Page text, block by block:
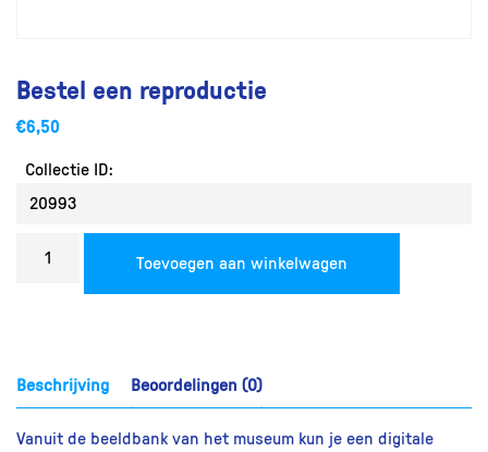
Bestel een reproductie
€6,50
Collectie ID:
reproductie
Toevoegen aan winkelwagen
Beschrijving Beoordelingen (0)
Vanuit de beeldbank van het museum kun je een digitale